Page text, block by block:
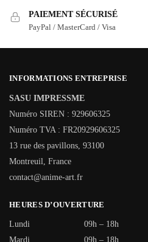
PAIEMENT SÉCURISÉ
PayPal / MasterCard / Visa
INFORMATIONS ENTREPRISE
SASU IMPRESSME
Numéro SIREN : 929606325
Numéro TVA : FR20929606325
13 rue des pavillons, 93100
Montreuil, France
contact@anime-art.fr
HEURES D’OUVERTURE
Lundi
09h – 18h
Mardi
09h – 18h